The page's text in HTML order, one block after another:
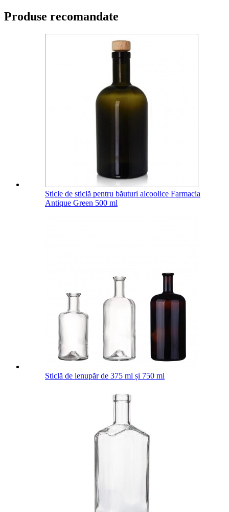
Produse recomandate
Sticle de sticlă pentru băuturi alcoolice Farmacia
Antique Green 500 ml
Sticlă de ienupăr de 375 ml și 750 ml